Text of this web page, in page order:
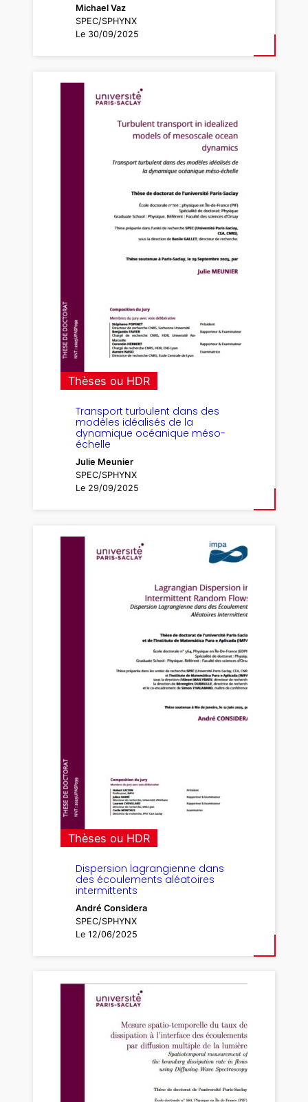
Michael Vaz
SPEC/SPHYNX
Le 30/09/2025
Thèses ou HDR
Transport turbulent dans des
modèles idéalisés de la
dynamique océanique méso-
échelle
Julie Meunier
SPEC/SPHYNX
Le 29/09/2025
Thèses ou HDR
Dispersion lagrangienne dans
des écoulements aléatoires
intermittents
André Considera
SPEC/SPHYNX
Le 12/06/2025